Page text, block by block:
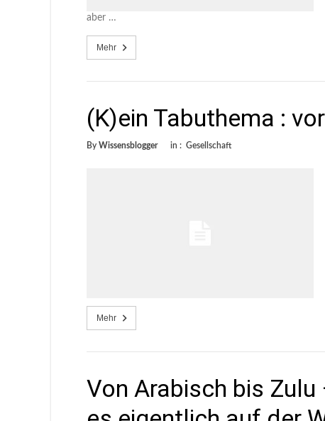
aber …
Mehr
(K)ein Tabuthema :
By Wissensblogger in : Gesellschaft
Mehr
Von Arabisch bis